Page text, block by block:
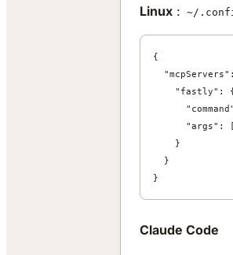
Linux : ~/
{
"fastly":
"args":
    }
  }
}
Claude Code